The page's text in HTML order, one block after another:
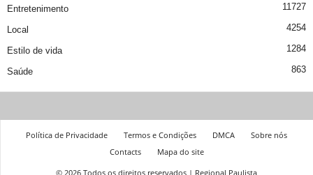
Entretenimento 11727
Local 4254
Estilo de vida 1284
Saúde 863
Política de Privacidade Termos e Condições DMCA
Sobre nós
Contacts
Mapa do site
© 2026 Todos os direitos reservados | Regional Paulista